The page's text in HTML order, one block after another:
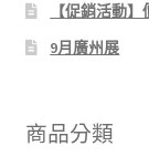
【促銷活動
9月廣州展
商品分類